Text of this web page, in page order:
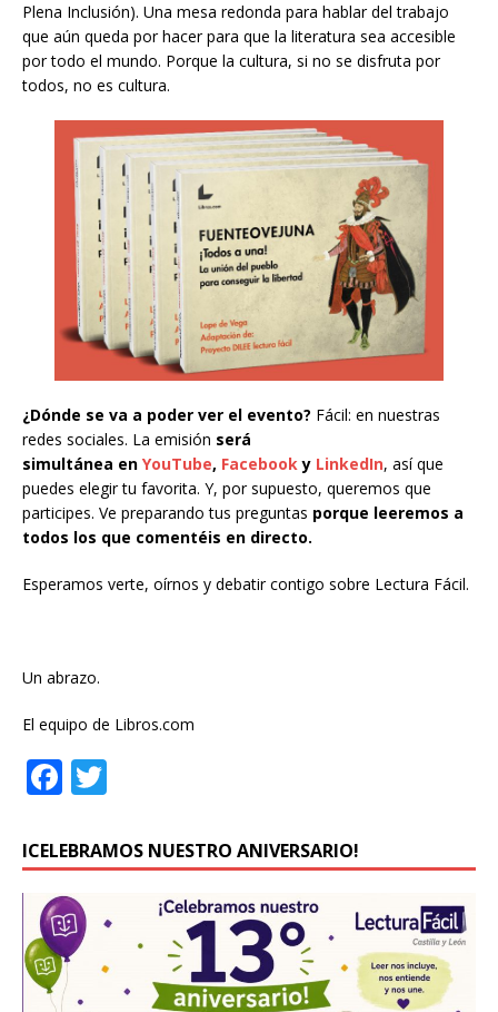
Plena Inclusión). Una mesa redonda para hablar del trabajo
que aún queda por hacer para que la literatura sea accesible
por todo el mundo. Porque la cultura, si no se disfruta por
todos, no es cultura.
¿Dónde se va a poder ver el evento? Fácil: en nuestras
redes sociales. La emisión será
simultánea en YouTube, Facebook y LinkedIn, así que
puedes elegir tu favorita. Y, por supuesto, queremos que
participes. Ve preparando tus preguntas porque leeremos a
todos los que comentéis en directo.
Esperamos verte, oírnos y debatir contigo sobre Lectura Fácil.
Un abrazo.
El equipo de Libros.com
F
c
e
b
o
o
it
te
r
ICELEBRAMOS NUESTRO ANIVERSARIO!